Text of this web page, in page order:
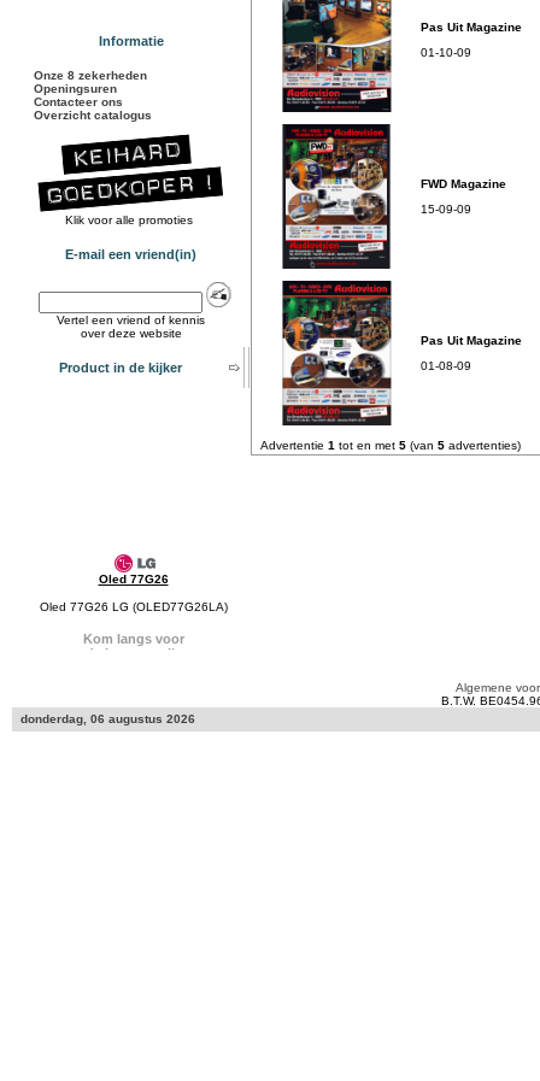
Informatie
Onze 8 zekerheden
Openingsuren
Contacteer ons
Overzicht catalogus
Klik voor alle promoties
E-mail een vriend(in)
Vertel een vriend of kennis
over deze website
Product in de kijker
Oled 77G26
Oled 77G26 LG (OLED77G26LA)
Pas Uit Magazine
01-10-09
FWD Magazine
15-09-09
Pas Uit Magazine
01-08-09
Advertentie 1 tot en met 5 (van 5 advertenties)
Algemene
B.T.W.
donderdag, 06 augustus 2026